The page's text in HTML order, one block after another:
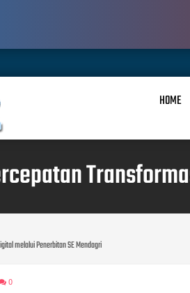
HOME
melalui Penerbitan SE Mendagri
0